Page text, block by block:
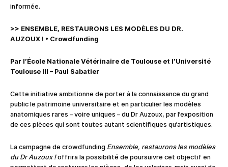
informée.
>> ENSEMBLE, RESTAURONS LES MODÈLES DU DR.
AUZOUX ! • Crowdfunding
Par l’École Nationale Vétérinaire de Toulouse et l’Université
Toulouse III – Paul Sabatier
Cette initiative ambitionne de porter à la connaissance du grand
public le patrimoine universitaire et en particulier les modèles
anatomiques rares – voire uniques – du Dr Auzoux, par l’exposition
de ces pièces qui sont toutes autant scientifiques qu’artistiques.
La campagne de crowdfunding Ensemble, restaurons les modèles
du Dr Auzoux !offrira la possibilité de poursuivre cet objectif en